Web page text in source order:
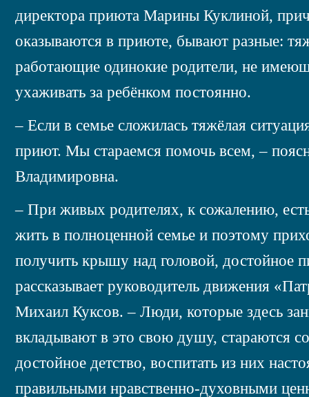
директора приюта Марины Куклиной,
оказываются в приюте, бывают разные:
работающие одинокие родители, не
ухаживать за ребёнком постоянно.
– Если в семье сложилась тяжёлая
приют. Мы стараемся помочь всем, –
Владимировна.
– При живых родителях, к сожалению,
жить в полноценной семье и поэтому
получить крышу над головой, достойное
рассказывает руководитель движения
Михаил Куксов. – Люди, которые здесь
вкладывают в это свою душу, стараются
достойное детство, воспитать из них
правильными нравственно-духовными